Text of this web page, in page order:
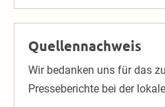
Quellennachweis
Wir bedanken uns für das
Presseberichte bei der